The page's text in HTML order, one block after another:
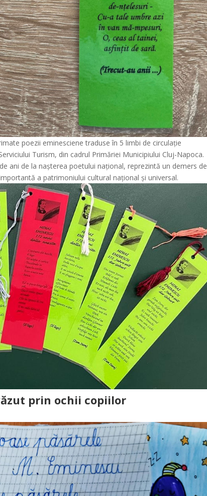
poezii eminesciene traduse în 5 limbi de circulație
Turism, din cadrul Primăriei Municipiului Cluj-Napoca.
ani de la nașterea poetului național, reprezintă un demers de
a patrimoniului cultural național și universal.
prin ochii copiilor